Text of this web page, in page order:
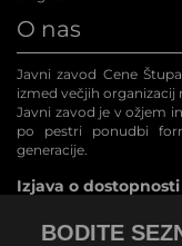
O nas
Javni zavod Cene
izmed večjih organizacij
Javni zavod je v ožjem
po pestri ponudbi
generacije.
Izjava o dostopnosti
BODITE